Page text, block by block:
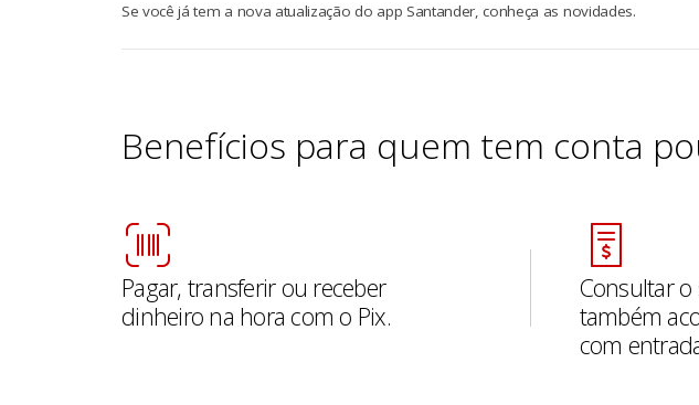
Se você já tem a nova atualização do app Santander, conheça as novidades.
Benefícios para quem tem conta
Pagar, transferir ou receber
dinheiro na hora com o Pix.
Consultar
também
com